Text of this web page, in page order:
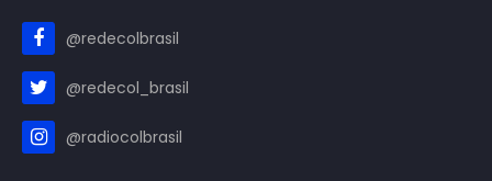
@redecolbrasil
@redecol_brasil
@radiocolbrasil